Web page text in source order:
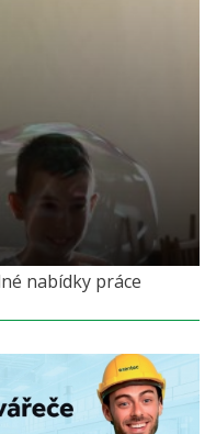
nabídky práce